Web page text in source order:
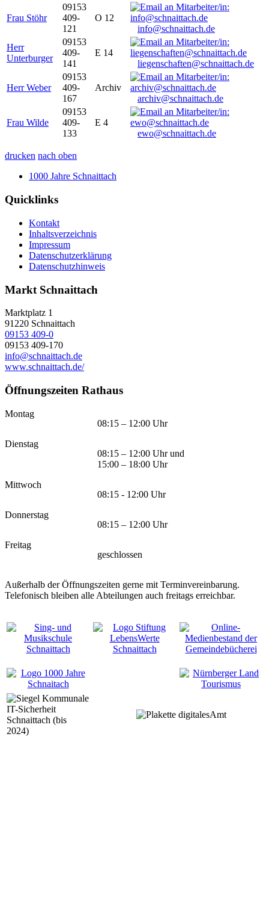
Frau Stöhr
09153
409-
121
O 12
info@schnaittach.de
Herr
Unterburger
09153
409-
141
E 14
liegenschaften@schnaittach.de
Herr Weber
09153
409-
167
Archiv
archiv@schnaittach.de
Frau Wilde
09153
409-
133
E 4
ewo@schnaittach.de
drucken nach oben
1000 Jahre Schnaittach
Quicklinks
Kontakt
Inhaltsverzeichnis
Impressum
Datenschutzerklärung
Datenschutzhinweis
Markt Schnaittach
Marktplatz 1
91220 Schnaittach
09153 409-0
09153 409-170
info@schnaittach.de
www.schnaittach.de/
Öffnungszeiten Rathaus
Montag
08:15 – 12:00 Uhr
Dienstag
08:15 – 12:00 Uhr und
15:00 – 18:00 Uhr
Mittwoch
08:15 - 12:00 Uhr
Donnerstag
08:15 – 12:00 Uhr
Freitag
geschlossen
Außerhalb der Öffnungszeiten gerne mit Terminvereinbarung.
Telefonisch bleiben alle Abteilungen auch freitags erreichbar.